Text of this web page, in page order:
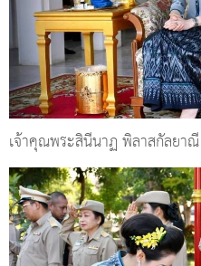
เจ้าคุณพระสินีนาฏ พิลาสกัลยาณี